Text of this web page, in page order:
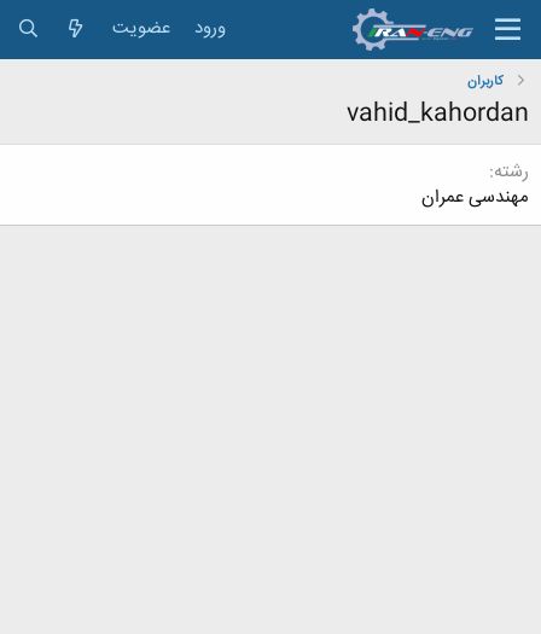
ورود عضویت
کاربران
vahid_kahordan
رشته
مهندسی عمران